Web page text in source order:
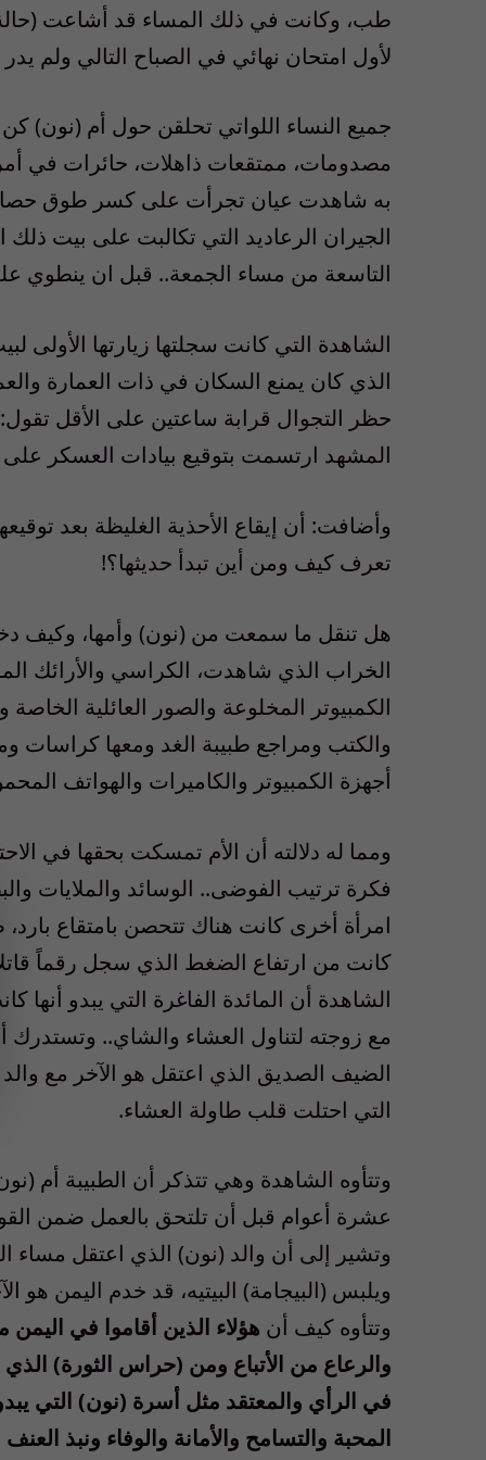
طب، وكانت في ذلك المساء قد أشاعت (حالة
لأول امتحان نهائي في الصباح التالي ولم
جميع النساء اللواتي تحلقن حول أم (نون)
مصدومات، ممتقعات ذاهلات، حائرات في أمر
به شاهدت عيان تجرأت على كسر طوق
الجيران الرعاديد التي تكالبت على بيت ذلك
التاسعة من مساء الجمعة.. قبل ان
الشاهدة التي كانت سجلتها زيارتها الأولى
الذي كان يمنع السكان في ذات العمارة
حظر التجوال قرابة ساعتين على الأقل
المشهد ارتسمت بتوقيع بيادات العسكر
وأضافت: أن إيقاع الأحذية الغليظة بعد
تعرف كيف ومن أين تبدأ حديثها؟!
هل تنقل ما سمعت من (نون) وأمها، وكيف
الخراب الذي شاهدت، الكراسي والأرائك
الكمبيوتر المخلوعة والصور العائلية
والكتب ومراجع طبيبة الغد ومعها كراسات
أجهزة الكمبيوتر والكاميرات والهواتف
ومما له دلالته أن الأم تمسكت بحقها في
فكرة ترتيب الفوضى.. الوسائد والملايات
امرأة أخرى كانت هناك تتحصن بامتقاع
كانت من ارتفاع الضغط الذي سجل رقماً
الشاهدة أن المائدة الفاغرة التي يبدو
مع زوجته لتناول العشاء والشاي..
الضيف الصديق الذي اعتقل هو الآخر مع
التي احتلت قلب طاولة العشاء.
وتتأوه الشاهدة وهي تتذكر أن الطبيبة أم
عشرة أعوام قبل أن تلتحق بالعمل ضمن
وتشير إلى أن والد (نون) الذي اعتقل مساء
ويلبس (البيجامة) البيتيه، قد خدم اليمن
وتتأوه كيف أن
والرعاع من الأتباع ومن (حراس الثورة) الذي
في الرأي والمعتقد مثل أسرة (نون) التي
المحبة والتسامح والأمانة والوفاء ونبذ العنف